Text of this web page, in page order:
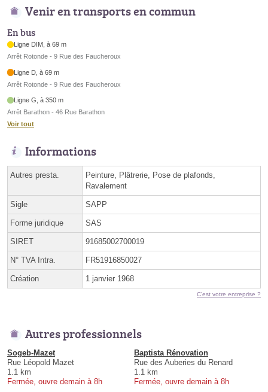
Venir en transports en commun
En bus
Ligne DIM, à 69 m
Arrêt Rotonde - 9 Rue des Faucheroux
Ligne D, à 69 m
Arrêt Rotonde - 9 Rue des Faucheroux
Ligne G, à 350 m
Arrêt Barathon - 46 Rue Barathon
Voir tout
Informations
Autres presta.
Peinture, Plâtrerie, Pose de plafonds,
Ravalement
Sigle SAPP
Forme juridique SAS
SIRET 91685002700019
N° TVA Intra. FR51916850027
Création 1 janvier 1968
C'est votre entreprise ?
Autres professionnels
Sogeb-Mazet
Rue Léopold Mazet
1.1 km
Fermée, ouvre demain à 8h
Baptista Rénovation
Rue des Auberies du Renard
1.1 km
Fermée, ouvre demain à 8h